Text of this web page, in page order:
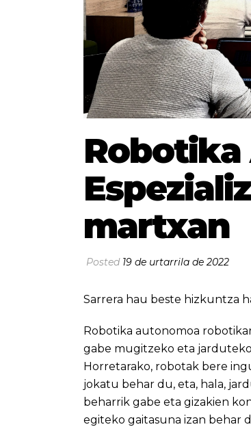
martxan
Posted 19 de urtarrila de 2022
Sarrera hau beste hizkuntza
Robotika autonomoa
gabe mugitzeko eta
Horretarako, robotak bere
jokatu behar du, eta, hala,
beharrik gabe eta gizakien
egiteko gaitasuna izan behar